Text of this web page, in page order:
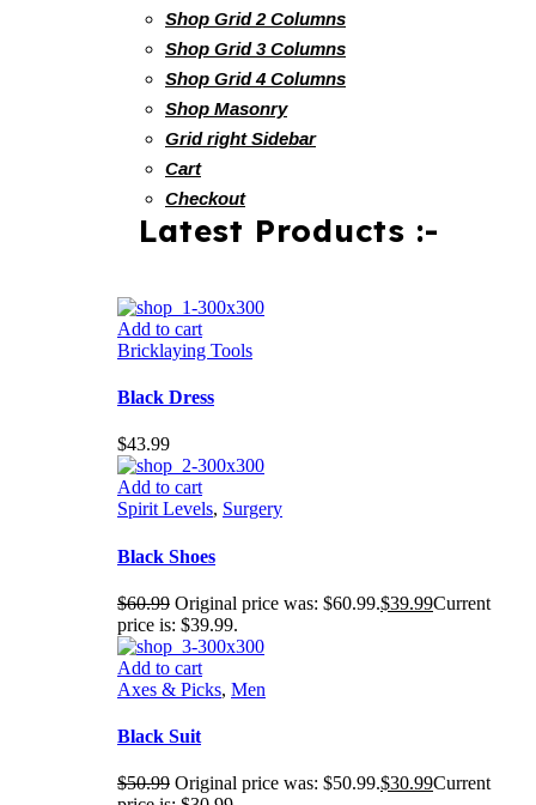
Shop Grid 2 Columns
Shop Grid 3 Columns
Shop Grid 4 Columns
Shop Masonry
Grid right Sidebar
Cart
Checkout
Latest Products :-
Add to cart
Bricklaying Tools
Black Dress
$43.99
Add to cart
Spirit Levels, Surgery
Black Shoes
$60.99 Original price was: $60.99.$39.99Current
price is: $39.99.
Add to cart
Axes & Picks, Men
Black Suit
$50.99 Original price was: $50.99.$30.99Current